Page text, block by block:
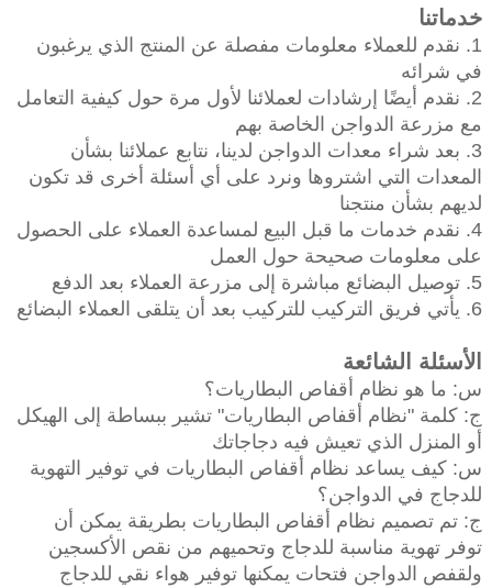
خدماتنا
1. نقدم للعملاء معلومات مفصلة عن المنتج الذي يرغبون
في شرائه
2. نقدم أيضًا إرشادات لعملائنا لأول مرة حول كيفية التعامل
مع مزرعة الدواجن الخاصة بهم
3. بعد شراء معدات الدواجن لدينا، نتابع عملائنا بشأن
المعدات التي اشتروها ونرد على أي أسئلة أخرى قد تكون
لديهم بشأن منتجنا
4. نقدم خدمات ما قبل البيع لمساعدة العملاء على الحصول
على معلومات صحيحة حول العمل
5. توصيل البضائع مباشرة إلى مزرعة العملاء بعد الدفع
6. يأتي فريق التركيب للتركيب بعد أن يتلقى العملاء البضائع
الأسئلة الشائعة
س: ما هو نظام أقفاص البطاريات؟
ج: كلمة "نظام أقفاص البطاريات" تشير ببساطة إلى الهيكل
أو المنزل الذي تعيش فيه دجاجاتك
س: كيف يساعد نظام أقفاص البطاريات في توفير التهوية
للدجاج في الدواجن؟
ج: تم تصميم نظام أقفاص البطاريات بطريقة يمكن أن
توفر تهوية مناسبة للدجاج وتحميهم من نقص الأكسجين
ولقفص الدواجن فتحات يمكنها توفير هواء نقي للدجاج